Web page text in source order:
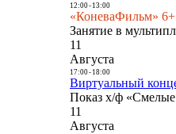
12:00- 13:00
«КоневаФильм» 6+
Занятие в
11
Августа
17:00- 18:00
Виртуальный
Показ х/ф «Смелые
11
Августа